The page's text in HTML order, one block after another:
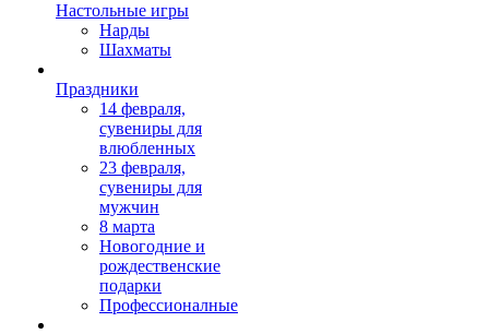
Настольные игры
Нарды
Шахматы
Праздники
14 февраля,
сувениры для
влюбленных
23 февраля,
сувениры для
мужчин
8 марта
Новогодние и
рождественские
подарки
Профессионалные